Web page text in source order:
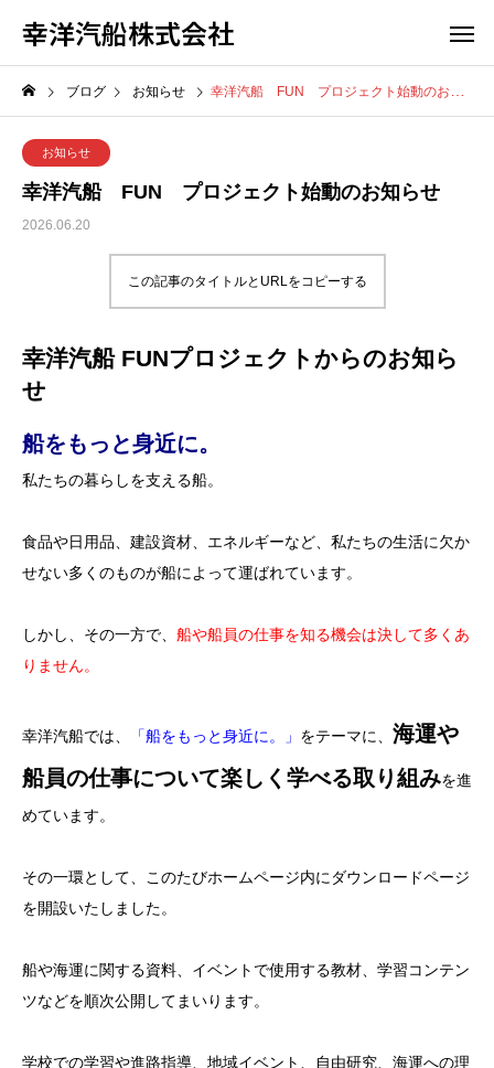
幸洋汽船株式会社
ブログ お知らせ 幸洋汽船 FUN プロジェクト始動のお知らせ
お知らせ
幸洋汽船 FUN プロジェクト始動のお知らせ
2026.06.20
この記事のタイトルとURLをコピーする
幸洋汽船 FUNプロジェクトからのお知ら
せ
船をもっと身近に。
私たちの暮らしを支える船。
食品や日用品、建設資材、エネルギーなど、私たちの生活に欠か
せない多くのものが船によって運ばれています。
しかし、その一方で、 船や船員の仕事を知る機会は決して多くあ
りません。
幸洋汽船では、 「船をもっと身近に。」 をテーマに、 海運や
船員の仕事について楽しく学べる取り組みを進
めています。
その一環として、このたびホームページ内にダウンロードページ
を開設いたしました。
船や海運に関する資料、イベントで使用する教材、学習コンテン
ツなどを順次公開してまいります。
学校での学習や進路指導、地域イベント、自由研究、海運への理